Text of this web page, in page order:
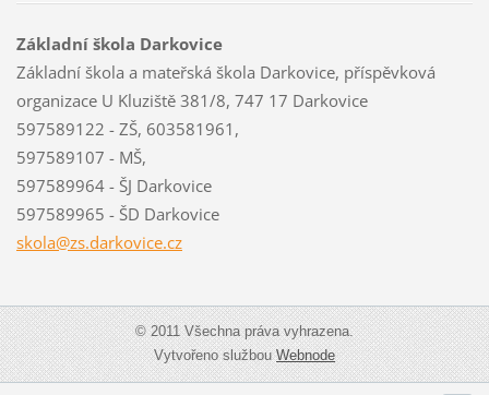
Základní škola Darkovice
Základní škola a mateřská škola Darkovice, příspěvková
organizace U Kluziště 381/8, 747 17 Darkovice
597589122 - ZŠ, 603581961,
597589107 - MŠ,
597589964 - ŠJ Darkovice
597589965 - ŠD Darkovice
skola@zs.darkovice.cz
© 2011 Všechna práva vyhrazena.
Vytvořeno službouWebnode